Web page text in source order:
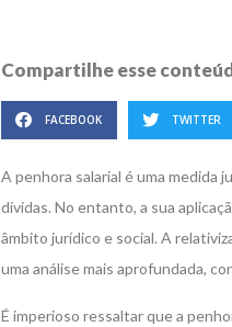
Compartilhe esse
FACEBOOK TWITTER
A penhora salarial é uma medida
dívidas. No entanto, a sua
âmbito jurídico e social. A
uma análise mais aprofundada,
É imperioso ressaltar que a